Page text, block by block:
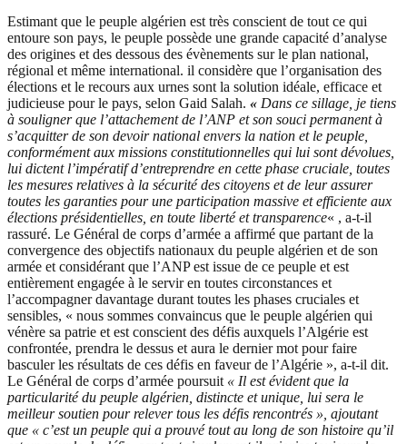
Estimant que le peuple algérien est très conscient de tout ce qui
entoure son pays, le peuple possède une grande capacité d’analyse
des origines et des dessous des évènements sur le plan national,
régional et même international. il considère que l’organisation des
élections et le recours aux urnes sont la solution idéale, efficace et
judicieuse pour le pays, selon Gaid Salah. « Dans ce sillage, je tiens
à souligner que l’attachement de l’ANP et son souci permanent à
s’acquitter de son devoir national envers la nation et le peuple,
conformément aux missions constitutionnelles qui lui sont dévolues,
lui dictent l’impératif d’entreprendre en cette phase cruciale, toutes
les mesures relatives à la sécurité des citoyens et de leur assurer
toutes les garanties pour une participation massive et efficiente aux
élections présidentielles, en toute liberté et transparence« , a-t-il
rassuré. Le Général de corps d’armée a affirmé que partant de la
convergence des objectifs nationaux du peuple algérien et de son
armée et considérant que l’ANP est issue de ce peuple et est
entièrement engagée à le servir en toutes circonstances et
l’accompagner davantage durant toutes les phases cruciales et
sensibles, « nous sommes convaincus que le peuple algérien qui
vénère sa patrie et est conscient des défis auxquels l’Algérie est
confrontée, prendra le dessus et aura le dernier mot pour faire
basculer les résultats de ces défis en faveur de l’Algérie », a-t-il dit.
Le Général de corps d’armée poursuit « Il est évident que la
particularité du peuple algérien, distincte et unique, lui sera le
meilleur soutien pour relever tous les défis rencontrés », ajoutant
que « c’est un peuple qui a prouvé tout au long de son histoire qu’il